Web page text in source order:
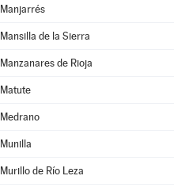
Manjarrés
Mansilla de la Sierra
Manzanares de Rioja
Matute
Medrano
Munilla
Murillo de Río Leza